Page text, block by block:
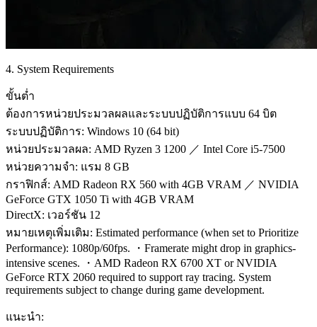
4. System Requirements
ขั้นต่ำ
ต้องการหน่วยประมวลผลและระบบปฏิบัติการแบบ 64 บิต
ระบบปฏิบัติการ: Windows 10 (64 bit)
หน่วยประมวลผล: AMD Ryzen 3 1200 ／ Intel Core i5-7500
หน่วยความจำ: แรม 8 GB
กราฟิกส์: AMD Radeon RX 560 with 4GB VRAM ／ NVIDIA
GeForce GTX 1050 Ti with 4GB VRAM
DirectX: เวอร์ชัน 12
หมายเหตุเพิ่มเติม: Estimated performance (when set to Prioritize
Performance): 1080p/60fps. ・Framerate might drop in graphics-
intensive scenes. ・AMD Radeon RX 6700 XT or NVIDIA
GeForce RTX 2060 required to support ray tracing. System
requirements subject to change during game development.
แนะนำ: